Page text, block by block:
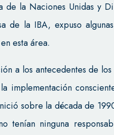
de la Naciones Unidas y
de la IBA, expuso
esta área.
a los antecedentes de
implementación
sobre la década de
tenían ninguna